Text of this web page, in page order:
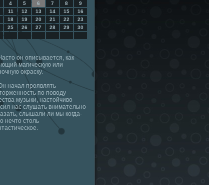
4 5 6 7 8
9
11 12 13 14 15
16
18 19 20 21 22
23
25 26 27 28 29
30
он описывается, как
магическую или
окраску.
начал проявлять
по поводу
музыки, настойчиво
нас слушать внимательно
слышали ли мы когда-
нечто столь